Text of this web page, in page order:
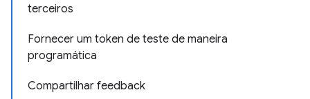
terceiros
Fornecer um token de teste de maneira
programática
Compartilhar feedback